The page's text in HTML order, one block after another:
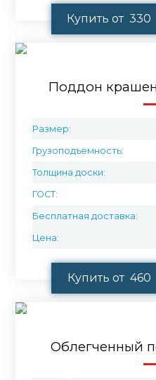
Купить от 330
Поддон
Размер:
Грузоподъемность:
Толщина доски:
ГОСТ:
Бесплатная доставка:
Цена:
Купить от 460
Облегченный